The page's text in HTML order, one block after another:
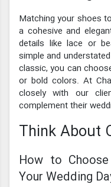
Matching your shoes
a cohesive and
details like lace or
simple and
classic, you can
or bold colors. At
closely with our
complement their
Think About
How to
Your Wedding